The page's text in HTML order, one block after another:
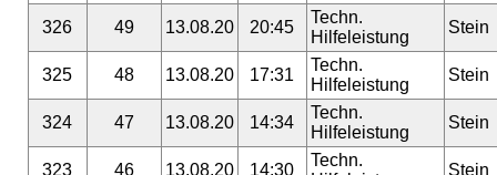
326 49 13.08.20 20:45
Techn.
Hilfeleistung
Stein
325 48 13.08.20 17:31
Techn.
Hilfeleistung
Stein
324 47 13.08.20 14:34
Techn.
Hilfeleistung
Stein
323 46 13.08.20 14:30
Techn.
Stein